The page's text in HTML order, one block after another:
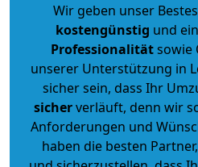
Wir geben unser
kostengünstig und
Professionalitätsowie
unserer Unterstützung in
sicher sein, dass Ihr
sicherverläuft, denn wir
Anforderungen und
haben die besten